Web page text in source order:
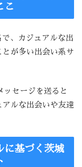
こ
、カジュアルな出
が多い出会い系サ
ッセージを送ると
ルな出会いや友達
に基づく茨城